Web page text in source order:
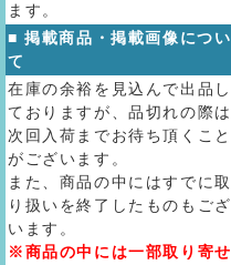
ます。
■ 掲載商品・掲載画像につい
て
在庫の余裕を見込んで出品し
ておりますが、品切れの際は
次回入荷までお待ち頂くこと
がございます。
また、商品の中にはすでに取
り扱いを終了したものもござ
います。
※商品の中には一部取り寄せ